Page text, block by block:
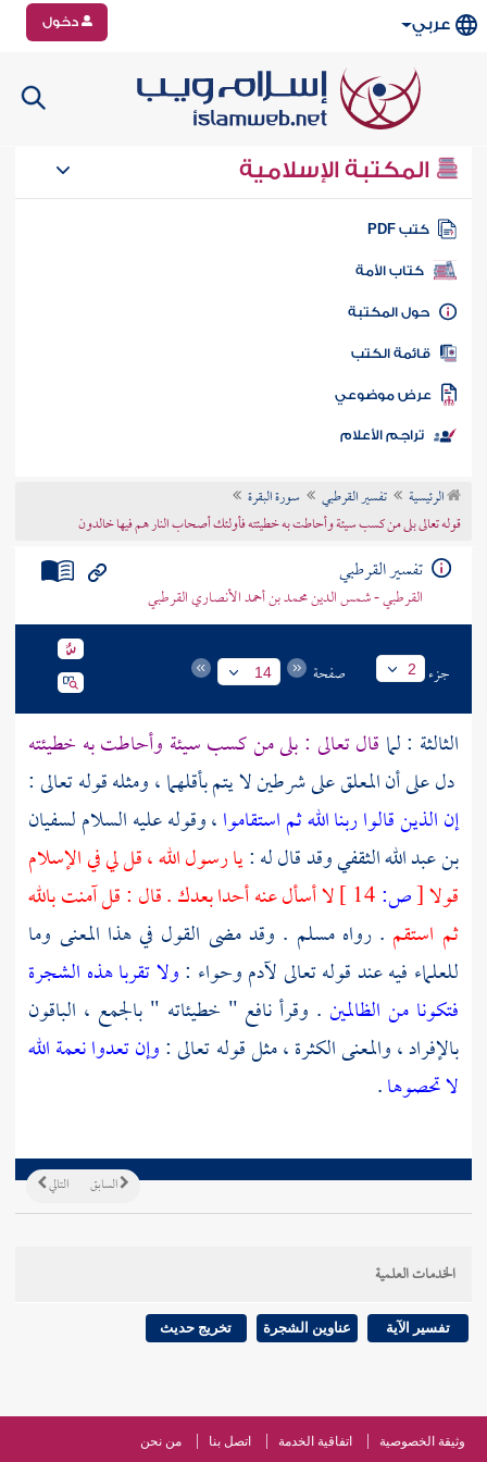
عربي دخول
المكتبة الإسلامية
كتب PDF
كتاب الأمة
المكتبة
الكتب
موضوعي
تراجم الأعلام
الرئيسية تفسير القرطبي
سورة البقرة
قوله تعالى بلى من كسب سيئة وأحاطت به خطيئته فأولئك أصحاب النار هم فيها خالدون
تفسير القرطبي
القرطبي - شمس الدين محمد بن أحمد الأنصاري القرطبي
جزء 2 صفحة 14
الثالثة : لما قال تعالى : بلى من كسب سيئة وأحاطت به خطيئته
دل على أن المعلق على شرطين لا يتم بأقلهما ، ومثله قوله تعالى :
إن الذين قالوا ربنا الله ثم استقاموا، وقوله عليه السلاملسفيان
بن عبد الله الثقفيوقد قال له :يا رسول الله ، قل لي في الإسلام
قولا[ص:
لا أسأل عنه أحدا بعدك . قال : قل آمنت بالله
ثم استقم . رواهمسلم . وقد مضى القول في هذا المعنى وما
للعلماء فيه عند قوله تعالىلآدموحواء :ولا تقربا هذه الشجرة
فتكونا من الظالمين . وقرأنافع " خطيئاته " بالجمع ، الباقون
بالإفراد ، والمعنى الكثرة ، مثل قوله تعالى :وإن تعدوا نعمة الله
لا تحصوها.
التالي السابق
الخدمات العلمية
تفسير الآية عناوين الشجرة تخريج حديث
وثيقة الخصوصية اتفاقية الخدمة اتصل بنا من نحن